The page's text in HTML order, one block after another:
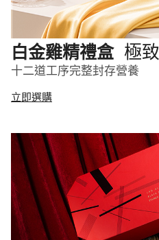
白金雞精禮盒 極
十二道工序完整封存營養
立即選購